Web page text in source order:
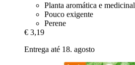
Planta aromática e medicinal
Pouco exigente
Perene
€ 3,19
Entrega até 18. agosto